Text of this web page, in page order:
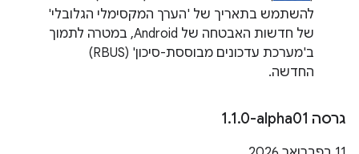
להשתמש בתאריך של 'הערך המקסימלי הגלובלי'
של חדשות האבטחה של Android, במטרה לתמוך
ב'מערכת עדכונים מבוססת-סיכון' (RBUS)
החדשה.
גרסה ‎1 .1.0-alpha01